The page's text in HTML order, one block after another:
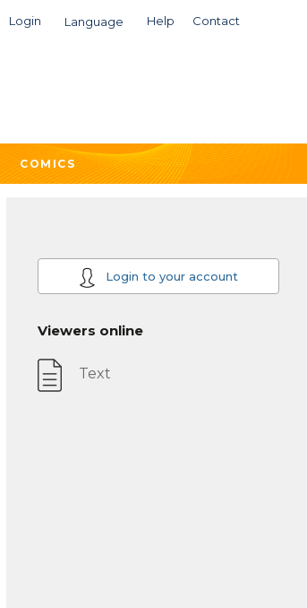
Login Language Help Contact
COMICS
Login to your account
Viewers online
Text